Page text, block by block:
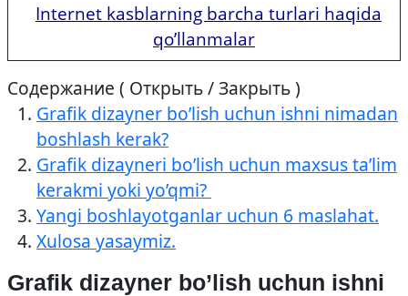
Internet kasblarning barcha turlari haqida
qo’llanmalar
Содержание ( Открыть / Закрыть )
Grafik dizayner bo’lish uchun ishni nimadan
boshlash kerak?
Grafik dizayneri bo’lish uchun maxsus ta’lim
kerakmi yoki yo’qmi?
Yangi boshlayotganlar uchun 6 maslahat.
Xulosa yasaymiz.
Grafik dizayner bo’lish uchun ishni